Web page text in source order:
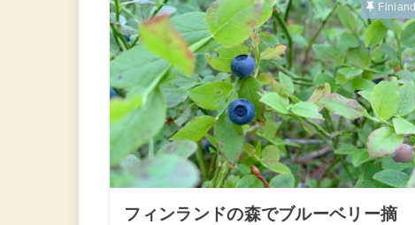
Finland
フィンランドの森でブルーベリー摘